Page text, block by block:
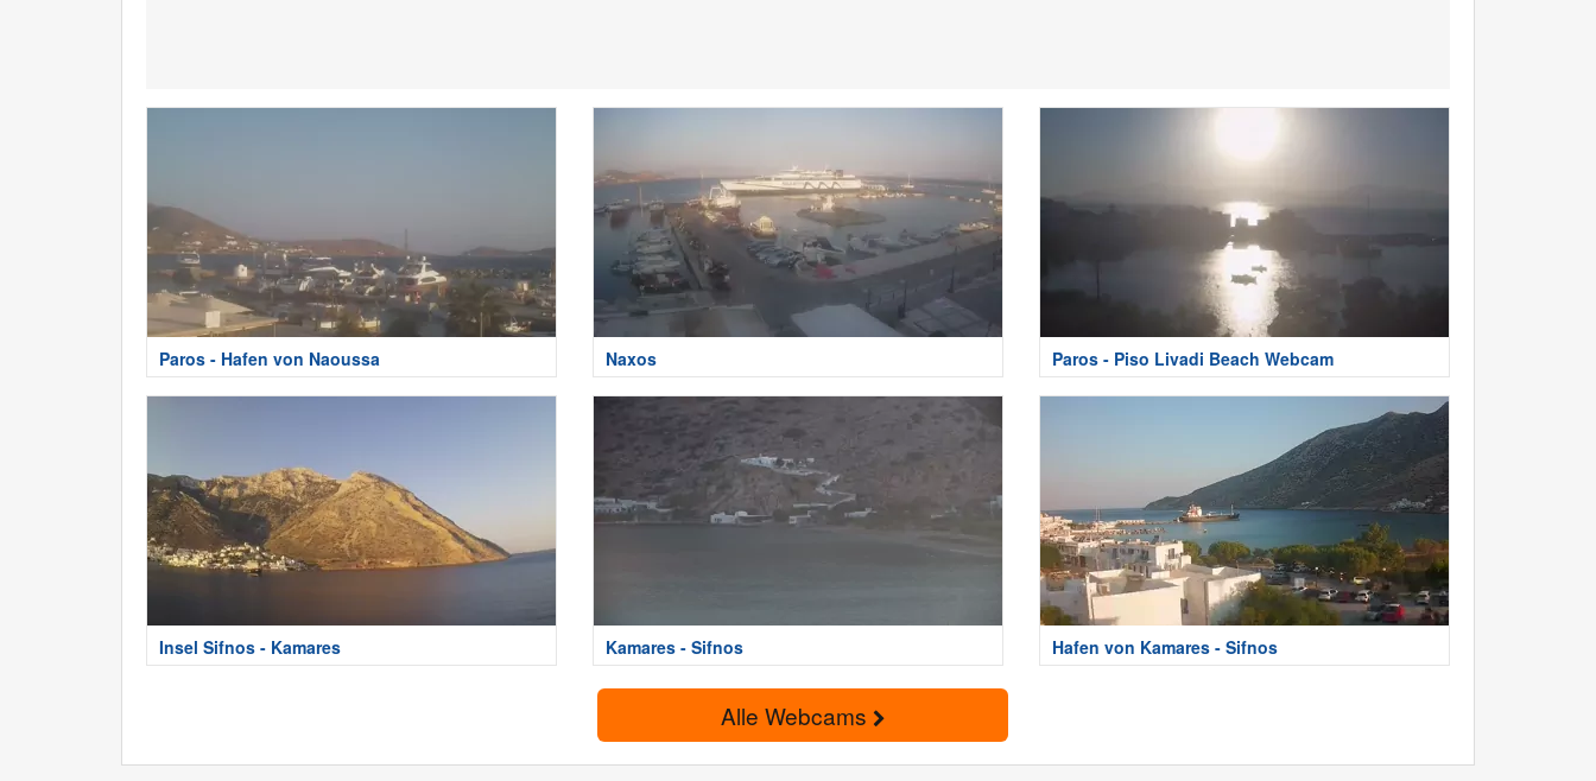
Paros - Hafen von Naoussa Naxos Paros - Piso Livadi Beach Webcam
Insel Sifnos - Kamares Kamares - Sifnos Hafen von Kamares - Sifnos
Alle Webcams